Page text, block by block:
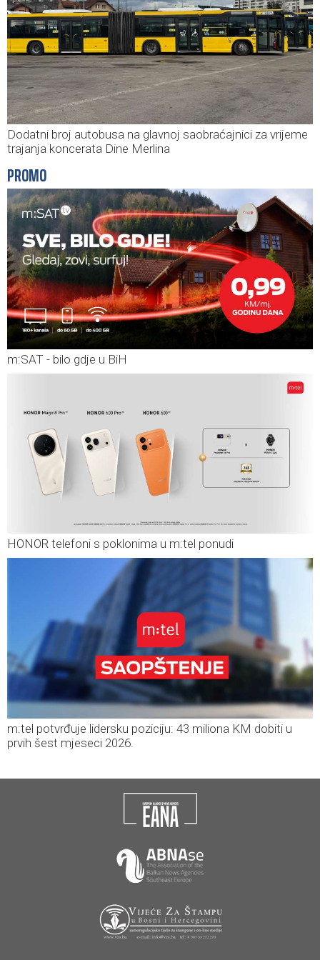
Dodatni broj autobusa na glavnoj saobraćajnici za vrijeme
trajanja koncerata Dine Merlina
PROMO
m:SAT - bilo gdje u BiH
HONOR telefoni s poklonima u m:tel ponudi
m:tel potvrđuje lidersku poziciju: 43 miliona KM dobiti u
prvih šest mjeseci 2026.